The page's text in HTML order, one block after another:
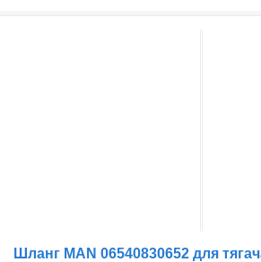
Шланг MAN 06540830652 для